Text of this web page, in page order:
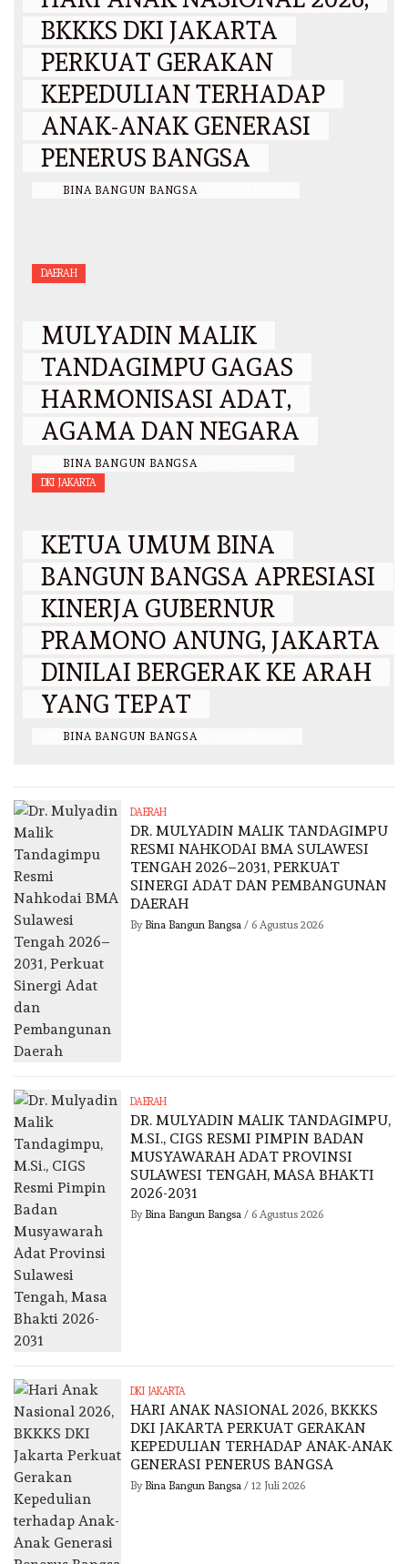
BKKKS DKI JAKARTA
PERKUAT GERAKAN
KEPEDULIAN TERHADAP
ANAK-ANAK GENERASI
PENERUS BANGSA
BINA BANGUN BANGSA
DAERAH
MULYADIN MALIK
TANDAGIMPU GAGAS
HARMONISASI ADAT,
AGAMA DAN NEGARA
BINA BANGUN BANGSA
DKI JAKARTA
KETUA UMUM BINA
BANGUN BANGSA APRESIASI
KINERJA GUBERNUR
PRAMONO ANUNG, JAKARTA
DINILAI BERGERAK KE ARAH
YANG TEPAT
BINA BANGUN BANGSA
DAERAH
DR. MULYADIN MALIK TANDAGIMPU
RESMI NAHKODAI BMA SULAWESI
TENGAH 2026–2031, PERKUAT
SINERGI ADAT DAN PEMBANGUNAN
DAERAH
By Bina Bangun Bangsa/ 6 Agustus 2026
DAERAH
DR. MULYADIN MALIK TANDAGIMPU,
M.SI., CIGS RESMI PIMPIN BADAN
MUSYAWARAH ADAT PROVINSI
SULAWESI TENGAH, MASA BHAKTI
2026-2031
By Bina Bangun Bangsa/ 6 Agustus 2026
DKI JAKARTA
HARI ANAK NASIONAL 2026, BKKKS
DKI JAKARTA PERKUAT GERAKAN
KEPEDULIAN TERHADAP ANAK-ANAK
GENERASI PENERUS BANGSA
By Bina Bangun Bangsa/ 12 Juli 2026